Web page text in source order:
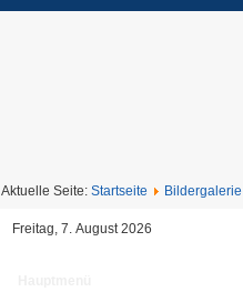
Aktuelle Seite: Startseite Bildergalerie
Freitag, 7. August 2026